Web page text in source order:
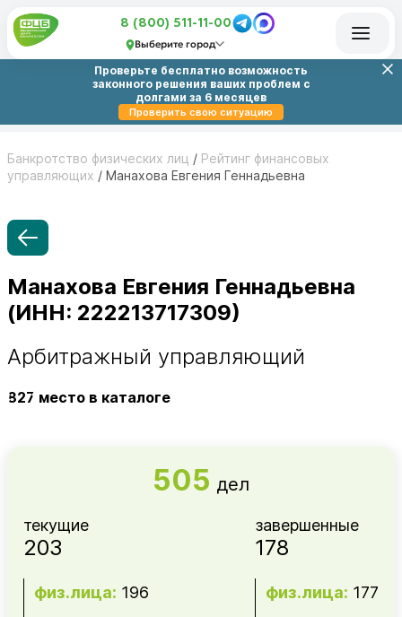
8 (800) 511-11-00
Выберите город
Проверьте бесплатно возможность
законного решения ваших проблем с
долгами за 6 месяцев
Проверить свою ситуацию
Банкротство физических лиц / Рейтинг финансовых
управляющих / Манахова Евгения Геннадьевна
Манахова Евгения Геннадьевна
(ИНН: 222213717309)
Арбитражный управляющий
827 место в каталоге
505 дел
текущие
203
физ.лица: 196
завершенные
178
физ.лица: 177